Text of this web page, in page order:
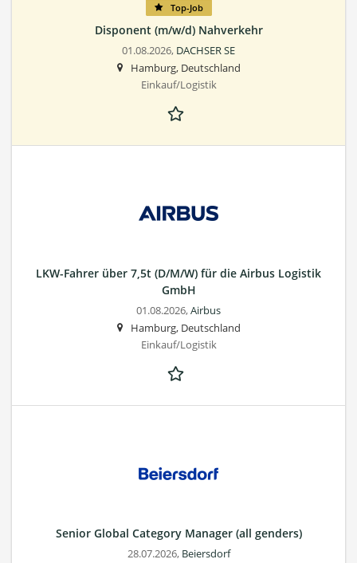
Top-Job
Disponent (m/w/d) Nahverkehr
01.08.2026, DACHSER SE
Hamburg, Deutschland
Einkauf/Logistik
LKW-Fahrer über 7,5t (D/M/W) für die Airbus Logistik
GmbH
01.08.2026,Airbus
Hamburg, Deutschland
Einkauf/Logistik
Senior Global Category Manager (all genders)
28.07.2026, Beiersdorf